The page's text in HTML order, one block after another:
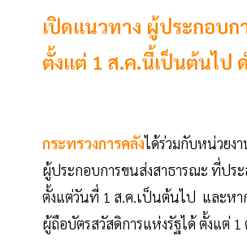
เปิดแนวทาง ผู้ประกอบก
ตั้งแต่ 1 ส.ค.นี้เป็นต้นไป
กระทรวงการคลังได้ร่วมกับหน่วยง
ผู้ประกอบการขนส่งสาธารณะ ที่ปร
ตั้งแต่วันที่ 1 ส.ค.เป็นต้นไป และหา
ผู้ถือบัตรสวัสดิการแห่งรัฐได้ ตั้งแต่